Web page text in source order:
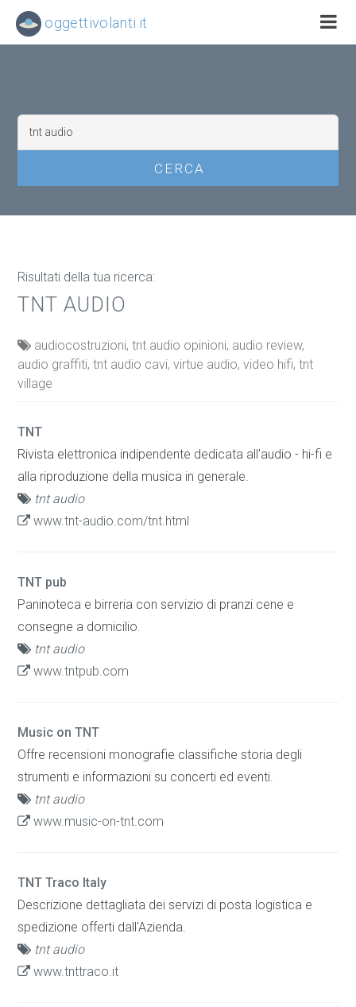
Risultati della tua ricerca:
TNT AUDIO
audiocostruzioni, tnt audio opinioni, audio review,
audio graffiti, tnt audio cavi, virtue audio, video hifi, tnt
village
TNT
Rivista elettronica indipendente dedicata all'audio - hi-fi e
alla riproduzione della musica in generale.
tnt audio
www.tnt-audio.com/tnt.html
TNT pub
Paninoteca e birreria con servizio di pranzi cene e
consegne a domicilio.
tnt audio
www.tntpub.com
Music on TNT
Offre recensioni monografie classifiche storia degli
strumenti e informazioni su concerti ed eventi.
tnt audio
www.music-on-tnt.com
TNT Traco Italy
Descrizione dettagliata dei servizi di posta logistica e
spedizione offerti dall'Azienda.
tnt audio
www.tnttraco.it
oggettivolanti.it